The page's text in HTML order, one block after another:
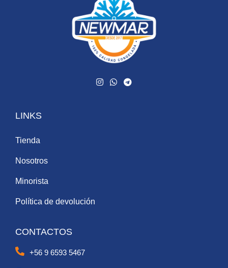
LINKS
Tienda
Nosotros
Minorista
Política de devolución
CONTACTOS
+56 9 6593 5467